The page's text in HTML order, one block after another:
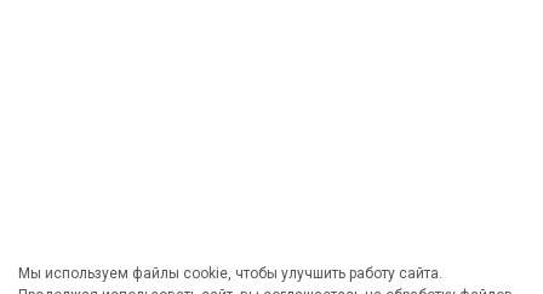
Мы используем файлы cookie, чтобы улучшить работу сайта.